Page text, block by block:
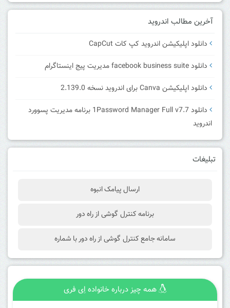
آخرین مطالب اندروید
دانلود اپلیکیشن اندروید کپ کات CapCut
دانلود facebook business suite مدیریت پیج اینستاگرام
دانلود اپلیکیشن Canva برای اندروید نسخه 2.139.0
دانلود 1Password Manager Full v7.7 برنامه مدیریت پسوورد
اندروید
تبلیغات
ارسال پیامک انبوه
برنامه کنترل گوشی از راه دور
سامانه جامع کنترل گوشی از راه دور با شماره
همه چیز درباره خانواده اِی فری